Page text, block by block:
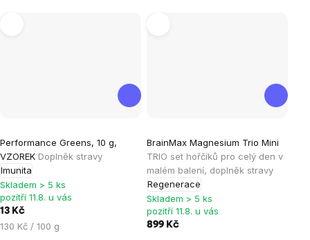
Performance Greens, 10 g,
VZOREK Doplněk stravy
Imunita
hodnocení
produktu
je
5,0
z
5
Skladem > 5 ks
pozítří 11.8. u vás
13 Kč
Měrná
130 Kč / 100 g
BrainMax Magnesium Trio Mini
TRIO set hořčíků pro celý den v
malém balení, doplněk stravy
Regenerace
hodnocení
produktu
je
3,7
z
5
Skladem > 5 ks
pozítří 11.8. u vás
899 Kč